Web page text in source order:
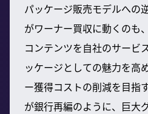
パッケージ販売モデルへの
がワーナー買収に動くのも
コンテンツを自社のサービ
ッケージとしての魅力を高
ー獲得コストの削減を目指
が銀行再編のように、巨大